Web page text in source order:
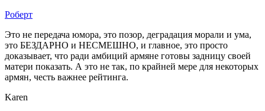
Роберт
Это не передача юмора, это позор, деградация морали и ума,
это БЕЗДАРНО и НЕСМЕШНО, и главное, это просто
доказывает, что ради амбиций армяне готовы задницу своей
матери показать. А это не так, по крайней мере для некоторых
армян, честь важнее рейтинга.
Karen